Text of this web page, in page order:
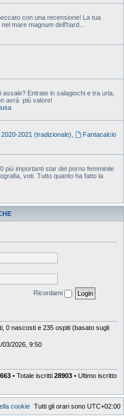
con una recensione! La tua
mare magnum dell'hard...
Entrate in salagiochi e tra urla,
avrà più valore!
2021 (tradizionale)
Fantacalcio
più importanti star del porno femminile
voti. Tutto quanto ha fatto la
Ricordami
0 nascosti e 235 ospiti (basato sugli
03/2026, 9:50
• Totale iscritti 28903 • Ultimo iscritto
Tutti gli orari sono UTC+02:00
cookie